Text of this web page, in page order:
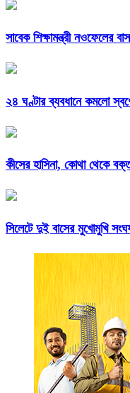
সাবেক শিক্ষামন্ত্রী নওফেলের
২৪ ঘণ্টার ব্যবধানে কমলো
কীসের হাসিনা, কোথা থেকে
সিলেটে দুই বাসের মুখোমুখি